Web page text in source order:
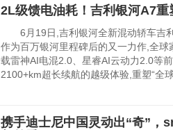
2L级馈电油耗！吉利银河A7重
6月19日,吉利银河全新混动轿车吉
作为百万银河里程碑后的又一力作,全
载雷神AI电混2.0、星睿AI云动力2.0等
2100+km超长续航的越级体验,重塑“
携手迪士尼中国灵动出“奇”，